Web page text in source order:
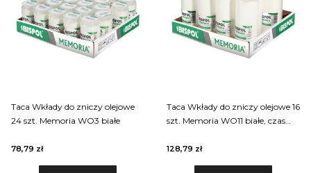
Taca Wkłady do zniczy olejowe
24 szt. Memoria WO3 białe
78,79 zł
Taca Wkłady do zniczy olejowe 16
szt. Memoria WO11 białe, czas
128,79 zł